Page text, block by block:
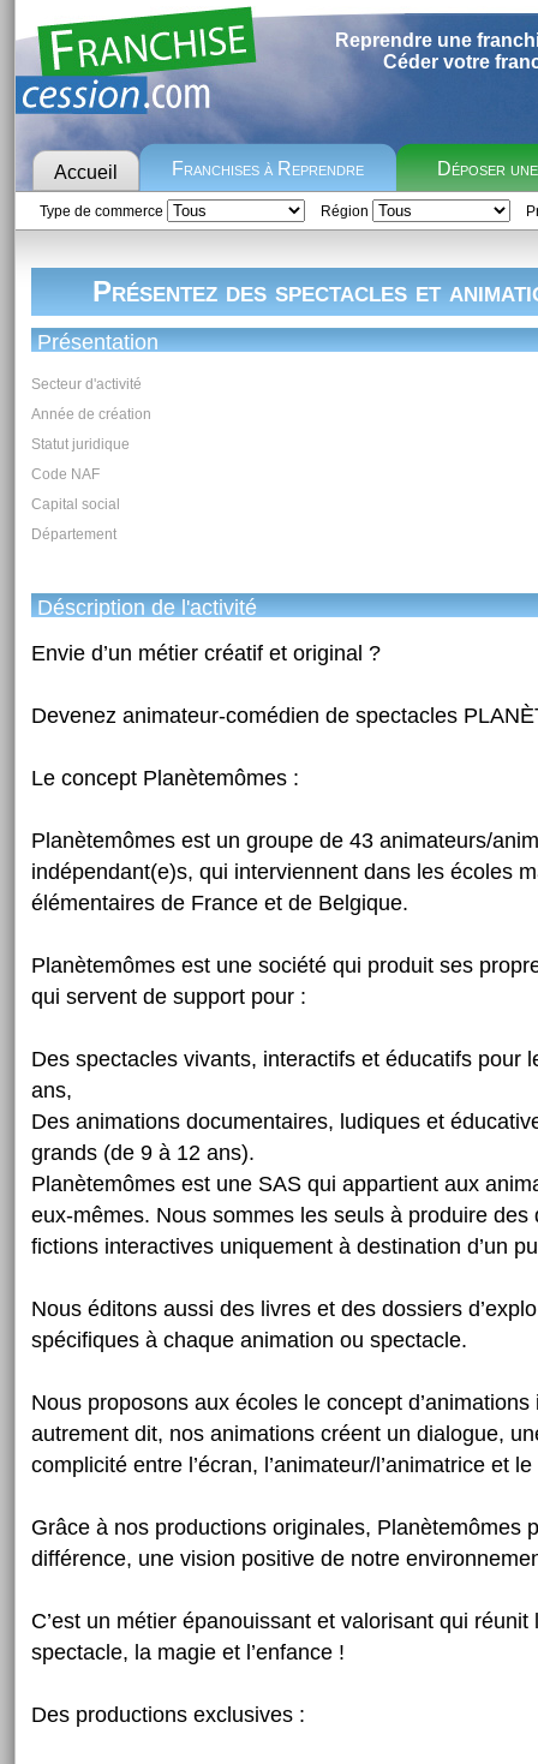
Reprendre une
Céder votre
Accueil Franchises à Reprendre Déposer
Type de commerce Région
Présentez des spectacles et
Présentation
Secteur d'activité
Année de création
Statut juridique
Code NAF
Capital social
Département
Déscription de l'activité
Envie d’un métier créatif et original ?
Devenez animateur-comédien de spectacles
Le concept Planètemômes :
Planètemômes est un groupe de 43 animateurs/
indépendant(e)s, qui interviennent dans les écoles
élémentaires de France et de Belgique.
Planètemômes est une société qui produit ses
qui servent de support pour :
Des spectacles vivants, interactifs et éducatifs pour
ans,
Des animations documentaires, ludiques et
grands (de 9 à 12 ans).
Planètemômes est une SAS qui appartient aux
eux-mêmes. Nous sommes les seuls à produire des
fictions interactives uniquement à destination d’un
Nous éditons aussi des livres et des dossiers
spécifiques à chaque animation ou spectacle.
Nous proposons aux écoles le concept d’animations
autrement dit, nos animations créent un dialogue,
complicité entre l’écran, l’animateur/l’animatrice et
Grâce à nos productions originales, Planètemômes
différence, une vision positive de notre
C’est un métier épanouissant et valorisant qui réunit
spectacle, la magie et l’enfance !
Des productions exclusives :